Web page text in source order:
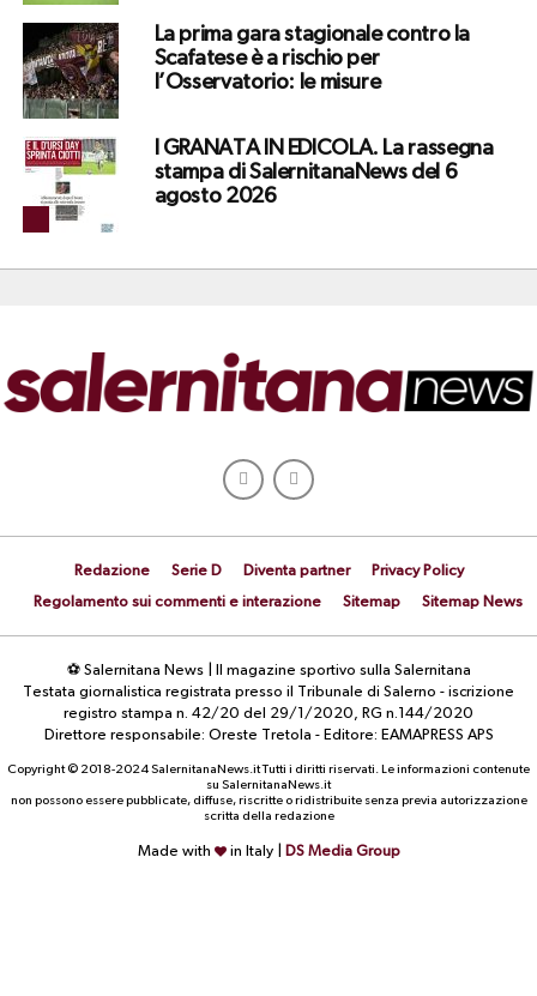
La prima gara stagionale contro la
Scafatese è a rischio per
l’Osservatorio: le misure
I GRANATA IN EDICOLA. La rassegna
stampa di SalernitanaNews del 6
agosto 2026
Redazione Serie D Diventa partner
Privacy Policy
Regolamento sui commenti e interazione
Sitemap Sitemap News
⚽ Salernitana News | Il magazine sportivo sulla Salernitana
Testata giornalistica registrata presso il Tribunale di Salerno - iscrizione
registro stampa n. 42/20 del 29/1/2020, RG n.144/2020
Direttore responsabile: Oreste Tretola - Editore: EAMAPRESS APS
Copyright © 2018-2024 SalernitanaNews.it Tutti i diritti riservati. Le informazioni contenute
su SalernitanaNews.it
non possono essere pubblicate, diffuse, riscritte o ridistribuite senza previa autorizzazione
scritta della redazione
Made with in Italy | DS Media Group